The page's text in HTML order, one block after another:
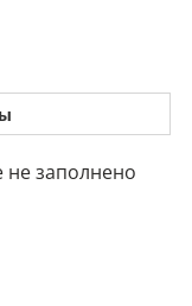
не заполнено